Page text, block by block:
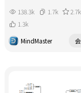
138.3k 1.7k
2.7k
1.3k
MindMaster